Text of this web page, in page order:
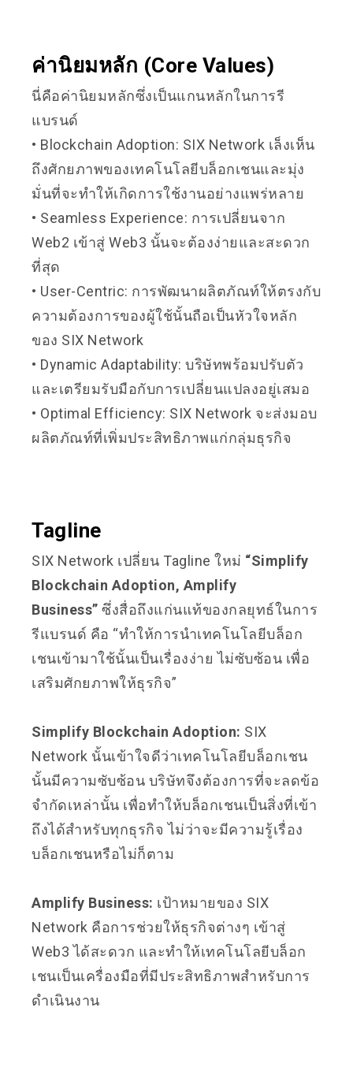
ค่านิยมหลัก (Core Values)
นี่คือค่านิยมหลักซึ่งเป็นแกนหลักในการรี
แบรนด์
• Blockchain Adoption: SIX Network เล็งเห็น
ถึงศักยภาพของเทคโนโลยีบล็อกเชนและมุ่ง
มั่นที่จะทำให้เกิดการใช้งานอย่างแพร่หลาย
• Seamless Experience: การเปลี่ยนจาก
Web2 เข้าสู่ Web3 นั้นจะต้องง่ายและสะดวก
ที่สุด
• User-Centric: การพัฒนาผลิตภัณท์ให้ตรงกับ
ความต้องการของผู้ใช้นั้นถือเป็นหัวใจหลัก
ของ SIX Network
• Dynamic Adaptability: บริษัทพร้อมปรับตัว
และเตรียมรับมือกับการเปลี่ยนแปลงอยู่เสมอ
• Optimal Efficiency: SIX Network จะส่งมอบ
ผลิตภัณท์ที่เพิ่มประสิทธิภาพแก่กลุ่มธุรกิจ
Tagline
SIX Network เปลี่ยน Tagline ใหม่ “Simplify
Blockchain Adoption, Amplify
Business” ซึ่งสื่อถึงแก่นแท้ของกลยุทธ์ในการ
รีแบรนด์ คือ “ทำให้การนำเทคโนโลยีบล็อก
เชนเข้ามาใช้นั้นเป็นเรื่องง่าย ไม่ซับซ้อน เพื่อ
เสริมศักยภาพให้ธุรกิจ”
Simplify Blockchain Adoption: SIX
Network นั้นเข้าใจดีว่าเทคโนโลยีบล็อกเชน
นั้นมีความซับซ้อน บริษัทจึงต้องการที่จะลดข้อ
จำกัดเหล่านั้น เพื่อทำให้บล็อกเชนเป็นสิ่งที่เข้า
ถึงได้สำหรับทุกธุรกิจ ไม่ว่าจะมีความรู้เรื่อง
บล็อกเชนหรือไม่ก็ตาม
Amplify Business: เป้าหมายของ SIX
Network คือการช่วยให้ธุรกิจต่างๆ เข้าสู่
Web3 ได้สะดวก และทำให้เทคโนโลยีบล็อก
เชนเป็นเครื่องมือที่มีประสิทธิภาพสำหรับการ
ดำเนินงาน